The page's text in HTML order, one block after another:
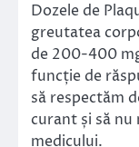
Dozele de
greutatea
de 200-400
funcție de
să respectăm
curant și să
medicului.